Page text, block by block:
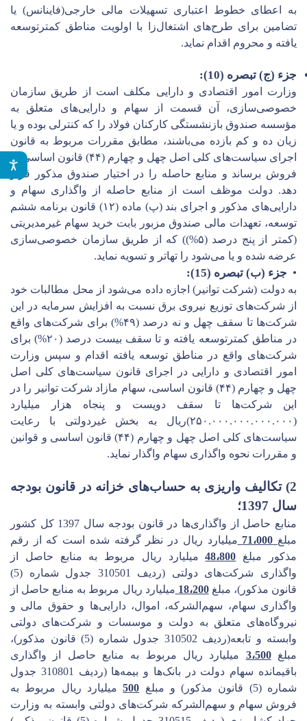
به اعطای خطوط اعتباری تسهیلات مالی خارجی(فاینانس) یا
تضامین برای طرح‌های اشتغال‌زا با اولویت مناطق کمترتوسعه
یافته و محروم اقدام نماید.
جزء (ج) تبصره (10):
وزارت امور اقتصادی و دارایی مکلف است از طریق سازمان
خصوصی‌سازی، آن قسمت از سهام و دارایی‌های متعلق به
مؤسسه صندوق بازنشستگی کارکنان فولاد را که کنترلی بوده و یا
زیان ده و کم بازده می‌باشند، مطابق مقررات مربوط به قانون
اجرای سیاست‌های کلی اصل چهل و چهارم (۴۴) قانون اساسی به
فروش برساند و منابع حاصله را در اختیار صندوق مذکور قرار
دهد. دولت موظف است از منابع حاصله از واگذاری سهام و
دارایی‌های مذکور و اجرای بند (پ) ماده (۱۲) قانون برنامه ششم
توسعه، تعهدات مالی صندوق مزبور بابت خرید سهام غیرمدیریتی
(کمتر از پنج درصد (۵%)) که از طریق سازمان خصوصی‌سازی
عرضه شده و یا می‌شود را تهاتر و تسویه نماید.
• جزء (ب) تبصره (15):
به دولت (شرکت توانیر) اجازه داده می‌شود از محل مطالبات خود
از شرکت‌های توزیع نیروی برق نسبت به افزایش سرمایه در این
شرکت‌ها تا سقف چهل و نه درصد (۴۹%) برای شرکت‌های واقع
در مناطق کمترتوسعه یافته و تا سقف بیست درصد (۲۰%) برای
شرکت‌های واقع در مناطق توسعه یافته اقدام و سپس وزارت
امور اقتصادی و دارایی در اجرای قانون سیاست‌های کلی اصل
چهل و چهارم (۴۴) قانون اساسی، سهام مازاد شرکت توانیر را در
این شرکت‌ها تا سقف دویست و پنجاه هزار میلیارد
(۲۵۰.۰۰۰.۰۰۰.۰۰۰.۰۰۰)ریال به بخش غیردولتی با رعایت
سیاست‌های کلی اصل چهل و چهارم (۴۴) قانون اساسی و قوانین
و مقررات نحوه واگذاری سهام واگذار نماید.
2) تکالیف واریزی به حساب‌های خزانه در قانون بودجه
سال 1397؛
منابع حاصل از واگذاری‌ها در قانون بودجه سال 1397 کل کشور
مبلغ
میلیارد ریال در نظر گرفته شده است که از رقم
مذکور مبلغ 48،800میلیارد ریال مربوط به منابع حاصل از
واگذاری شرکت‌های دولتی (ردیف 310501 جدول شماره (5)
قانون مذکور)، مبلغ18،200 میلیارد ریال مربوط به منابع حاصل از
واگذاری سهام، سهم‌الشرکه، اموال، دارایی‌ها و حقوق مالی و
نیروگاه‌های متعلق به دولت و موسسات و شرکت‌های دولتی
وابسته و تابعه(ردیف 310502 جدول شماره (5) قانون مذکور)،
مبلغ3،500 میلیارد ریال مربوط به منابع حاصل از واگذاری
باقیمانده سهام دولت در بانک‌ها و بیمه‌ها (ردیف 310801 جدول
شماره (5) قانون مذکور) و مبلغ
500میلیارد ریال مربوط به
فروش سهام و سهم‌الشرکه شرکت‌های دولتی وابسته به وزارت